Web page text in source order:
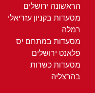
הראשונה ירושלים
מסעדות בקניון עזריאלי
רמלה
מסעדות במתחם יס
פלאנט ירושלים
מסעדות כשרות
בהרצליה